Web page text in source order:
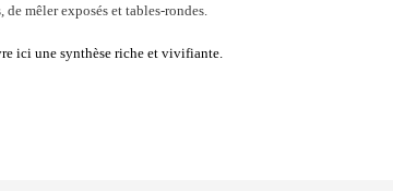
mêler exposés et tables-rondes.
ici une synthèse riche et vivifiante.